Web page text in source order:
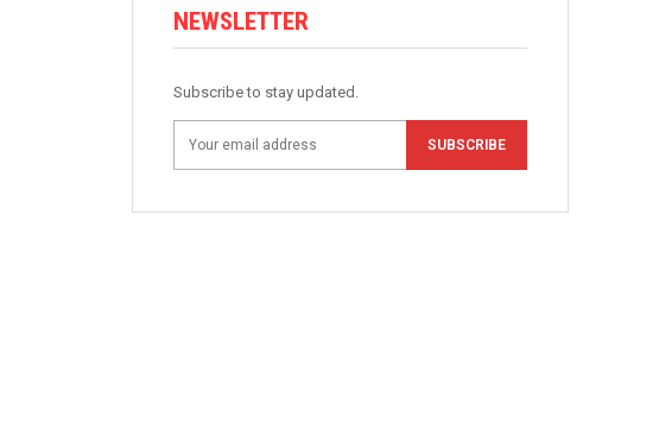
NEWSLETTER
Subscribe to stay updated.
SUBSCRIBE